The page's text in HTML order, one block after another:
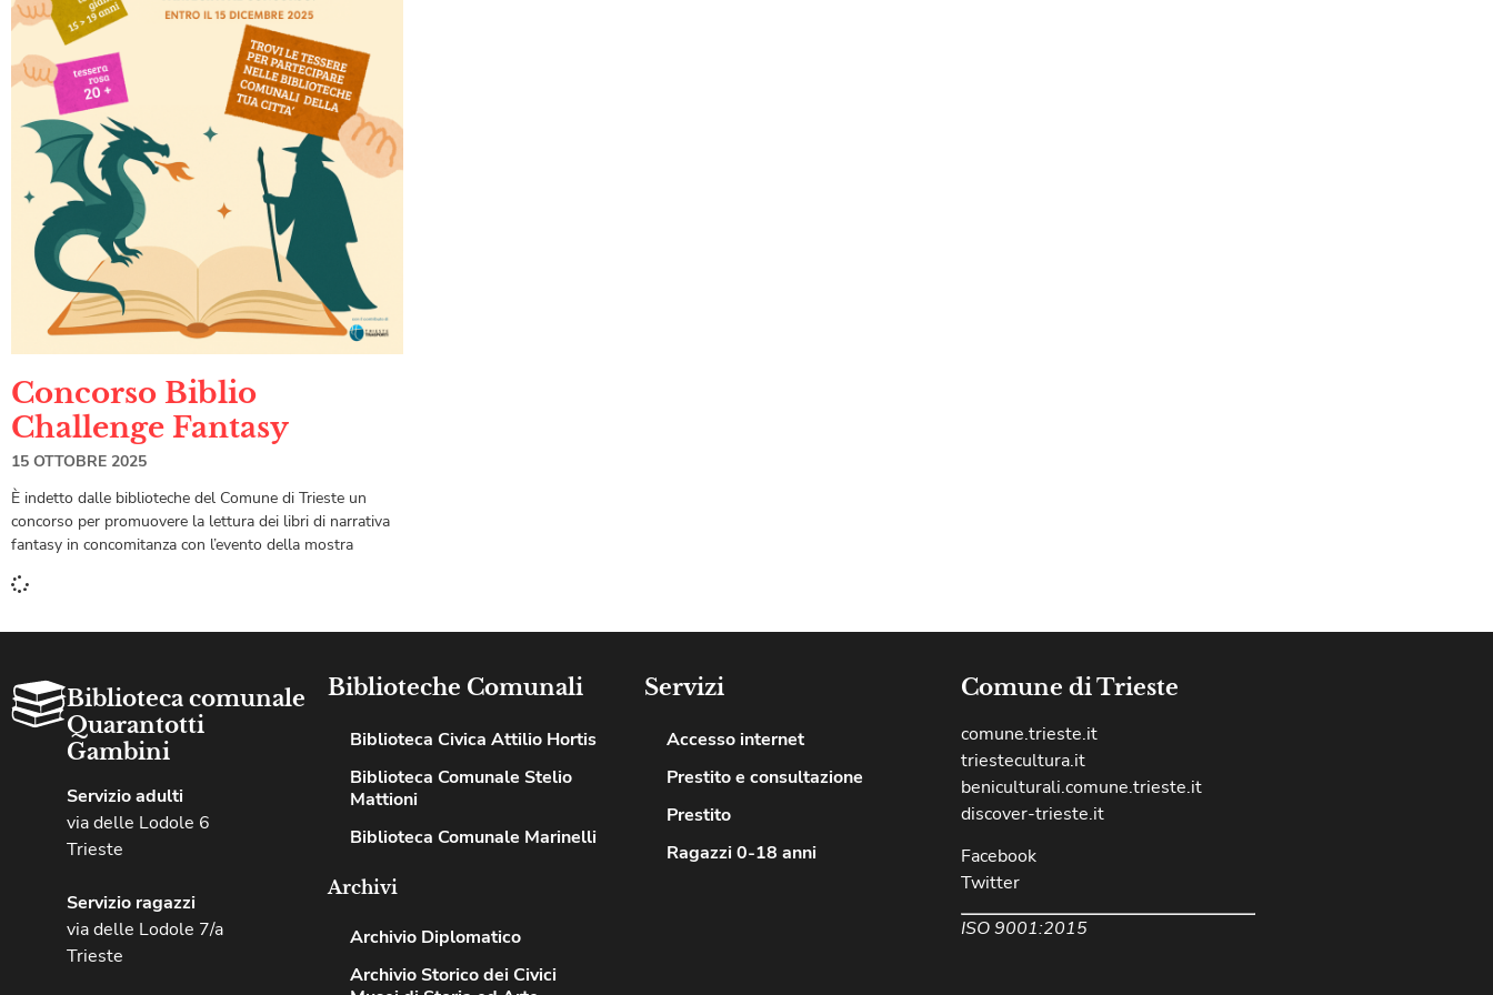
Concorso Biblio
Challenge Fantasy
15 OTTOBRE 2025
È indetto dalle biblioteche del Comune di Trieste un
concorso per promuovere la lettura dei libri di narrativa
fantasy in concomitanza con l’evento della mostra
Biblioteca comunale
Quarantotti
Gambini
Servizio adulti
via delle Lodole 6
Trieste
Servizio ragazzi
via delle Lodole 7/a
Trieste
Biblioteche Comunali
Biblioteca Civica Attilio Hortis
Biblioteca Comunale Stelio
Mattioni
Biblioteca Comunale Marinelli
Archivi
Archivio Diplomatico
Archivio Storico dei Civici
Servizi
Accesso internet
Prestito e consultazione
Prestito
Ragazzi 0-18 anni
Comune di Trieste
comune.trieste.it
triestecultura.it
beniculturali.comune.trieste.it
discover-trieste.it
Facebook
Twitter
ISO 9001:2015